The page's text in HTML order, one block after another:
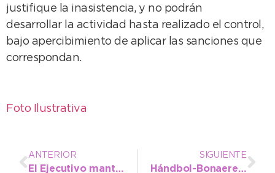
justifique la inasistencia, y no podrán
desarrollar la actividad hasta realizado el control,
bajo apercibimiento de aplicar las sanciones que
correspondan.
Foto Ilustrativa
ANTERIOR
El Ejecutivo mantiene reuniones con personas Trans para poder integrarlas
SIGUIENTE
Hándbol-Bonaerenses: el Sub 14 masculino de Necochea accedió a las finales